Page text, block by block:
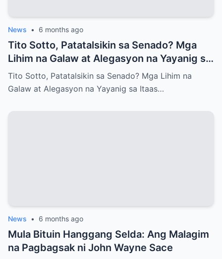
News • 6 months ago
Tito Sotto, Patatalsikin sa Senado? Mga
Lihim na Galaw at Alegasyon na Yayanig sa
Itaas na Kapulungan
Tito Sotto, Patatalsikin sa Senado? Mga Lihim na
Galaw at Alegasyon na Yayanig sa Itaas…
News • 6 months ago
Mula Bituin Hanggang Selda: Ang Malagim
na Pagbagsak ni John Wayne Sace